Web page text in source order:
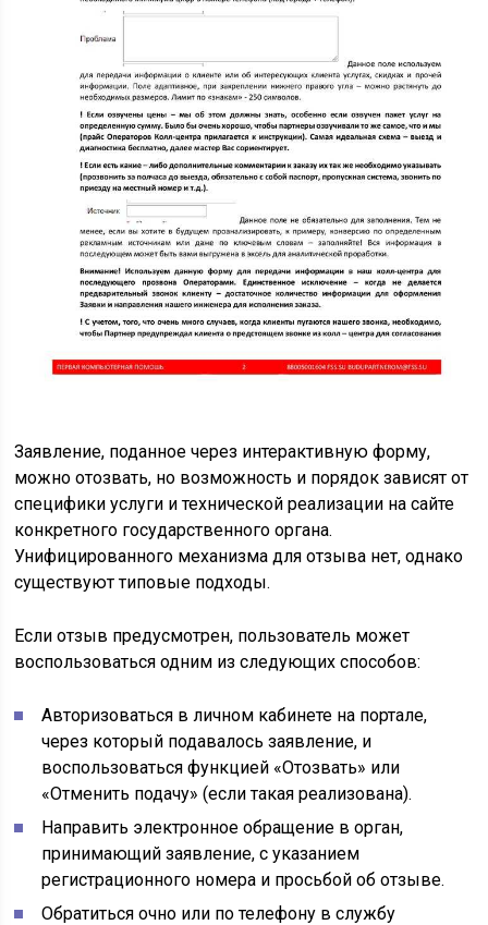
Заявление, поданное через интерактивную форму,
можно отозвать, но возможность и порядок зависят от
специфики услуги и технической реализации на сайте
конкретного государственного органа.
Унифицированного механизма для отзыва нет, однако
существуют типовые подходы.
Если отзыв предусмотрен, пользователь может
воспользоваться одним из следующих способов:
Авторизоваться в личном кабинете на портале,
через который подавалось заявление, и
воспользоваться функцией «Отозвать» или
«Отменить подачу» (если такая реализована).
Направить электронное обращение в орган,
принимающий заявление, с указанием
регистрационного номера и просьбой об отзыве.
Обратиться очно или по телефону в службу